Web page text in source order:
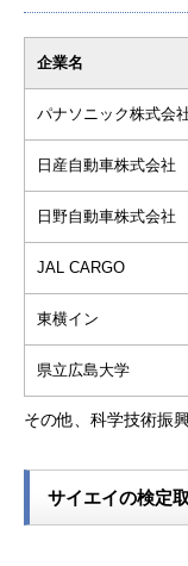
企業名
パナソニック株式会
日産自動車株式会社
日野自動車株式会社
JAL CARGO
東横イン
県立広島大学
その他、科学技術振
サイエイの検定